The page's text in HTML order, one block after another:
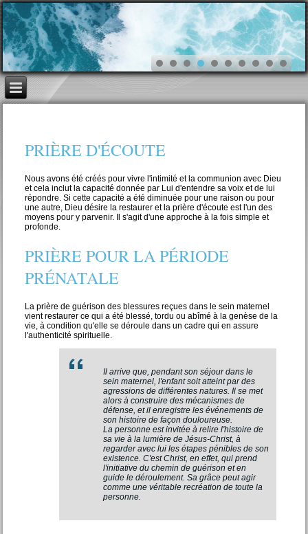
PRIÈRE D'ÉCOUTE
Nous avons été créés pour vivre l'intimité et la communion avec Dieu
et cela inclut la capacité donnée par Lui d'entendre sa voix et de lui
répondre. Si cette capacité a été diminuée pour une raison ou pour
une autre, Dieu désire la restaurer et la prière d'écoute est l'un des
moyens pour y parvenir. Il s'agit d'une approche à la fois simple et
profonde.
PRIÈRE POUR LA PÉRIODE
PRÉNATALE
La prière de guérison des blessures reçues dans le sein maternel
vient restaurer ce qui a été blessé, tordu ou abîmé à la genèse de la
vie, à condition qu'elle se déroule dans un cadre qui en assure
l'authenticité spirituelle.
Il arrive que, pendant son séjour dans le
sein maternel, l'enfant soit atteint par des
agressions de différentes natures. Il se met
alors à construire des mécanismes de
défense, et il enregistre les événements de
son histoire de façon douloureuse.
La personne est invitée à relire l'histoire de
sa vie à la lumière de Jésus-Christ, à
regarder avec lui les étapes pénibles de son
existence. C'est Christ, en effet, qui prend
l'initiative du chemin de guérison et en
guide le déroulement. Sa grâce peut agir
comme une véritable recréation de toute la
personne.